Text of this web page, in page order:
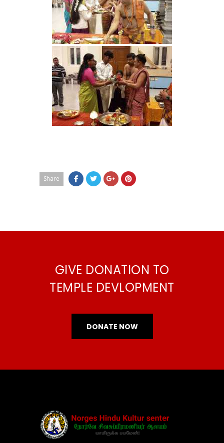
Share
GIVE DONATION TO
TEMPLE DEVLOPMENT
DONATE NOW